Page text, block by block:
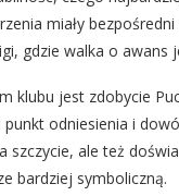
miały
gdzie walka o awans
klubu jest zdobycie
odniesienia i
ale też
bardziej symboliczną.